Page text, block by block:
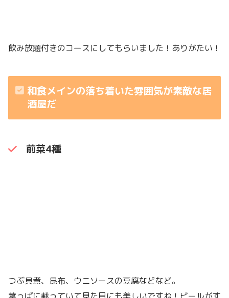
飲み放題付きのコースにしてもらいました！ありがたい！
和食メインの落ち着いた雰囲気が素敵な居
酒屋だ
前菜4種
つぶ貝煮、昆布、ウニソースの豆腐などなど。